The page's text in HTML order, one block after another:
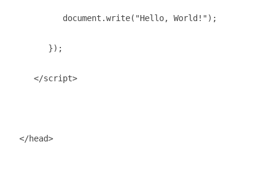
document.write("Hello, World!");
});
</script>
</head>